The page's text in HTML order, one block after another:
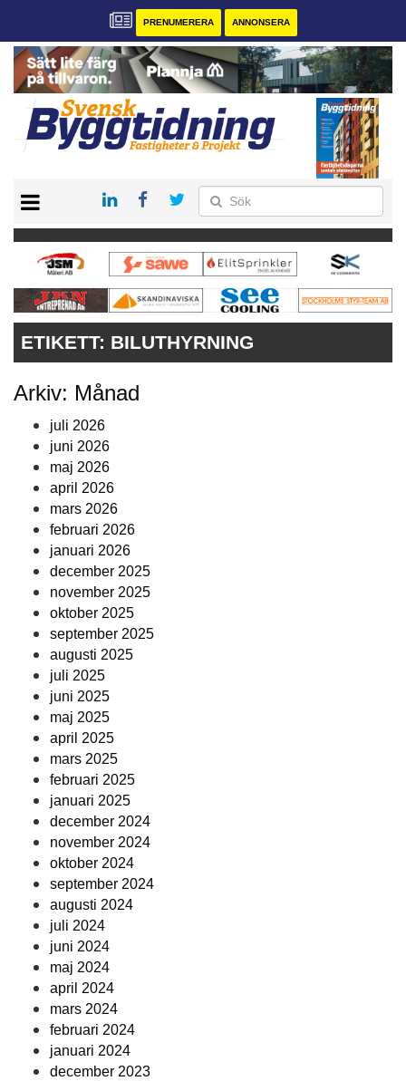
PRENUMERERA ANNONSERA
PRENUMERERA
VÅRA ANDRA MAGASIN
ANNONSERA
KONTAKT
ETIKETT: BILUTHYRNING
Arkiv: Månad
juli 2026
juni 2026
maj 2026
april 2026
mars 2026
februari 2026
januari 2026
december 2025
november 2025
oktober 2025
september 2025
augusti 2025
juli 2025
juni 2025
maj 2025
april 2025
mars 2025
februari 2025
januari 2025
december 2024
november 2024
oktober 2024
september 2024
augusti 2024
juli 2024
juni 2024
maj 2024
april 2024
mars 2024
februari 2024
januari 2024
december 2023